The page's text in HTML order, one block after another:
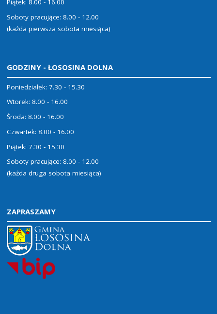
Piątek: 8.00 - 16.00
Soboty pracujące: 8.00 - 12.00
(każda pierwsza sobota miesiąca)
GODZINY - ŁOSOSINA DOLNA
Poniedziałek: 7.30 - 15.30
Wtorek: 8.00 - 16.00
Środa: 8.00 - 16.00
Czwartek: 8.00 - 16.00
Piątek: 7.30 - 15.30
Soboty pracujące: 8.00 - 12.00
(każda druga sobota miesiąca)
ZAPRASZAMY